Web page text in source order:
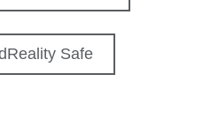
Safe